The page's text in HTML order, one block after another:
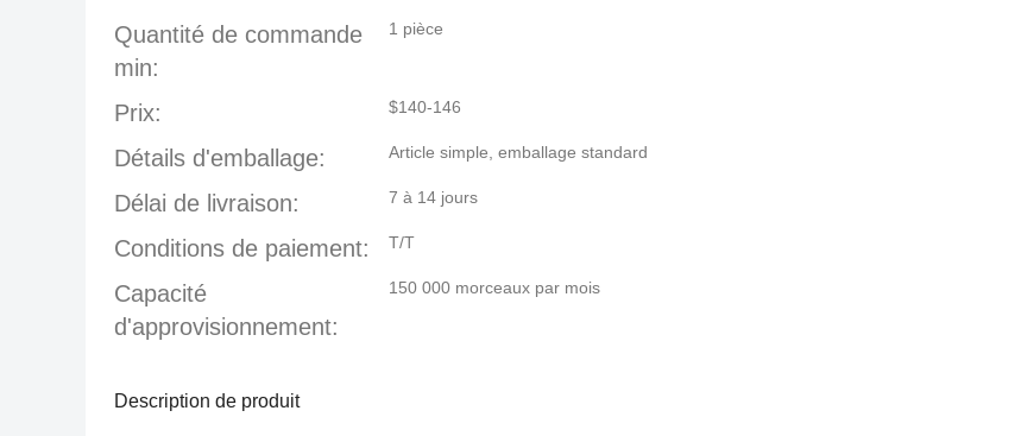
Quantité de commande
min:
1 pièce
Prix: $140-146
Détails d'emballage: Article simple, emballage standard
Délai de livraison: 7 à 14 jours
Conditions de paiement: T/T
Capacité
d'approvisionnement:
150 000 morceaux par mois
Description de produit